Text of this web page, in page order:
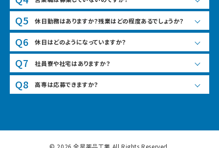
ちなみに男性の平均取得日数は58.6日です。
A4 当社は製造会社ですので、ＭＲなどの営業職の募集はございませ
ん。販売は関連会社、販社を通じて行われています。
Q5
休日勤務はありますか？残業はどの程度あるでしょうか？
A5 生産状況により発生します。土日出勤した場合は平日に振替休日を
取得可能です。残業は月平均14時間程度です。
Q6
休日はどのようになっていますか？
A6 年間休日は124日です。基本的に土日祝が休みですが、工場の稼働
効率を上げるため、週の中日(火・水・木)にある祝日は出勤日とし、
ＧＷや年末年始・夏季休暇などに振り替えています。昨年度の有休
休暇取得率は88％で休みやすい会社です。
Q7
社員寮や社宅はありますか？
A7 当社は大阪にしか拠点がなく、たとえ拠点を異動したとしても転居
する必要もないため、寮・社宅はございません。ご自身で賃貸住宅を
Q8
高専は応募できますか？
© 2026 全星薬品工業 All Rights Reserved.